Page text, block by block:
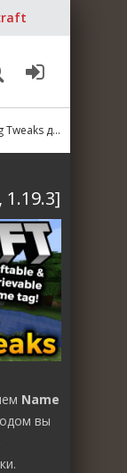
[1.20, 1.19.4, 1.19.3]
Name
вы